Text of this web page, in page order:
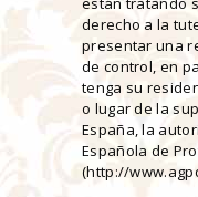
derecho a la
presentar una
de control, en
tenga su
o lugar de la
España, la
Española de
(http://